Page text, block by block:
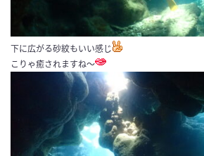
下に広がる砂紋もいい感じ
こりゃ癒されますね〜